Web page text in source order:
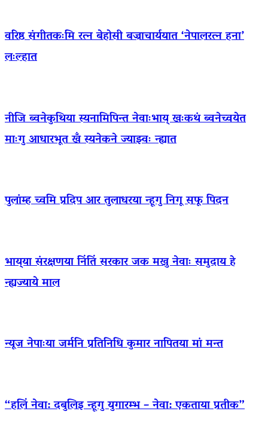
वरिष्ठ संगीतकःमि रत्न बेहोसी बज्राचार्ययात ‘नेपालरत्न हना’
लःल्हात
नीजि ब्वनेकुथिया स्यनामिपिन्त नेवाःभाय् खःकथं ब्वनेच्वयेत
माःगु आधारभूत खँ स्यनेकने ज्याझ्वः न्ह्यात
पुलांम्ह च्वमि प्रदिप आर तुलाधरया न्हूगु निगू सफू पिदन
भाय्‌या संरक्षणया निंतिं सरकार जक मखु नेवाः समुदाय हे
न्ह्यज्याये माल
न्यूज नेपाःया जर्मनि प्रतिनिधि कुमार नापितया मां मन्त
“हलिं नेवा: दबुलिइ न्हूगु युगारम्भ – नेवा: एकताया प्रतीक”